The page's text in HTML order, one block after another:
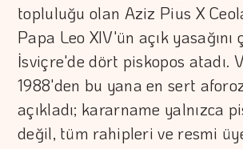
topluluğu olan Aziz Pius X
Papa Leo XIV'ün açık yasağını
İsviçre'de dört piskopos atadı.
1988'den bu yana en sert
açıkladı; kararname yalnızca
değil, tüm rahipleri ve resmi